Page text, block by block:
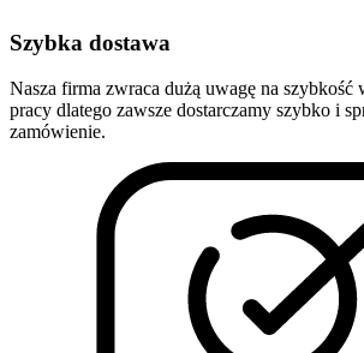
Szybka dostawa
Nasza firma zwraca dużą uwagę na szybkość
pracy dlatego zawsze dostarczamy szybko i
zamówienie.